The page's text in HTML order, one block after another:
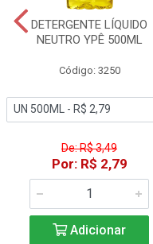
DETERGENTE LÍQUIDO
NEUTRO YPÊ 500ML
Código: 3250
De: R$ 3,49
Por: R$ 2,79
Adicionar